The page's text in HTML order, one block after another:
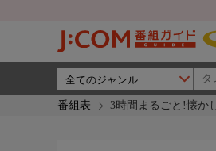
番組表 3時間まるごと!懐か